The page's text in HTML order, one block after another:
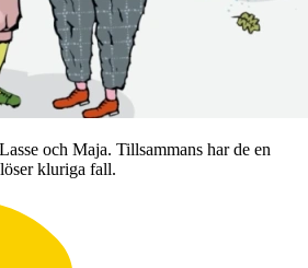
och Maja. Tillsammans har de en
kluriga fall.